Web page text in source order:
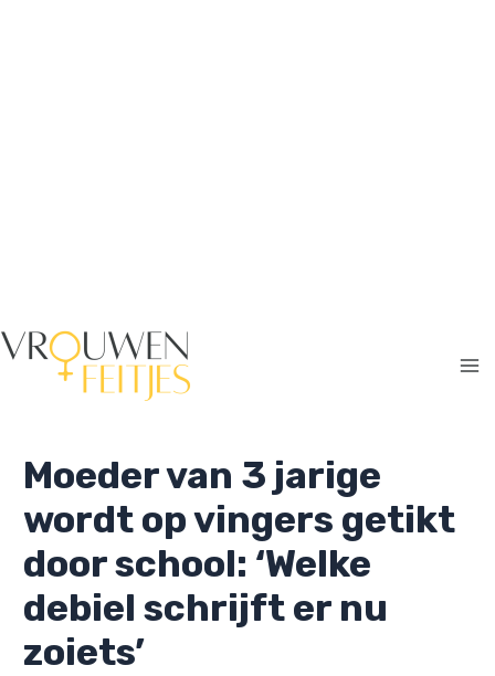
Moeder van 3 jarige
wordt op vingers getikt
door school: ‘Welke
debiel schrijft er nu
zoiets’